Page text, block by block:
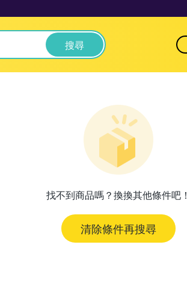
搜尋
找不到商品嗎？換換其他條件吧！
清除條件再搜尋